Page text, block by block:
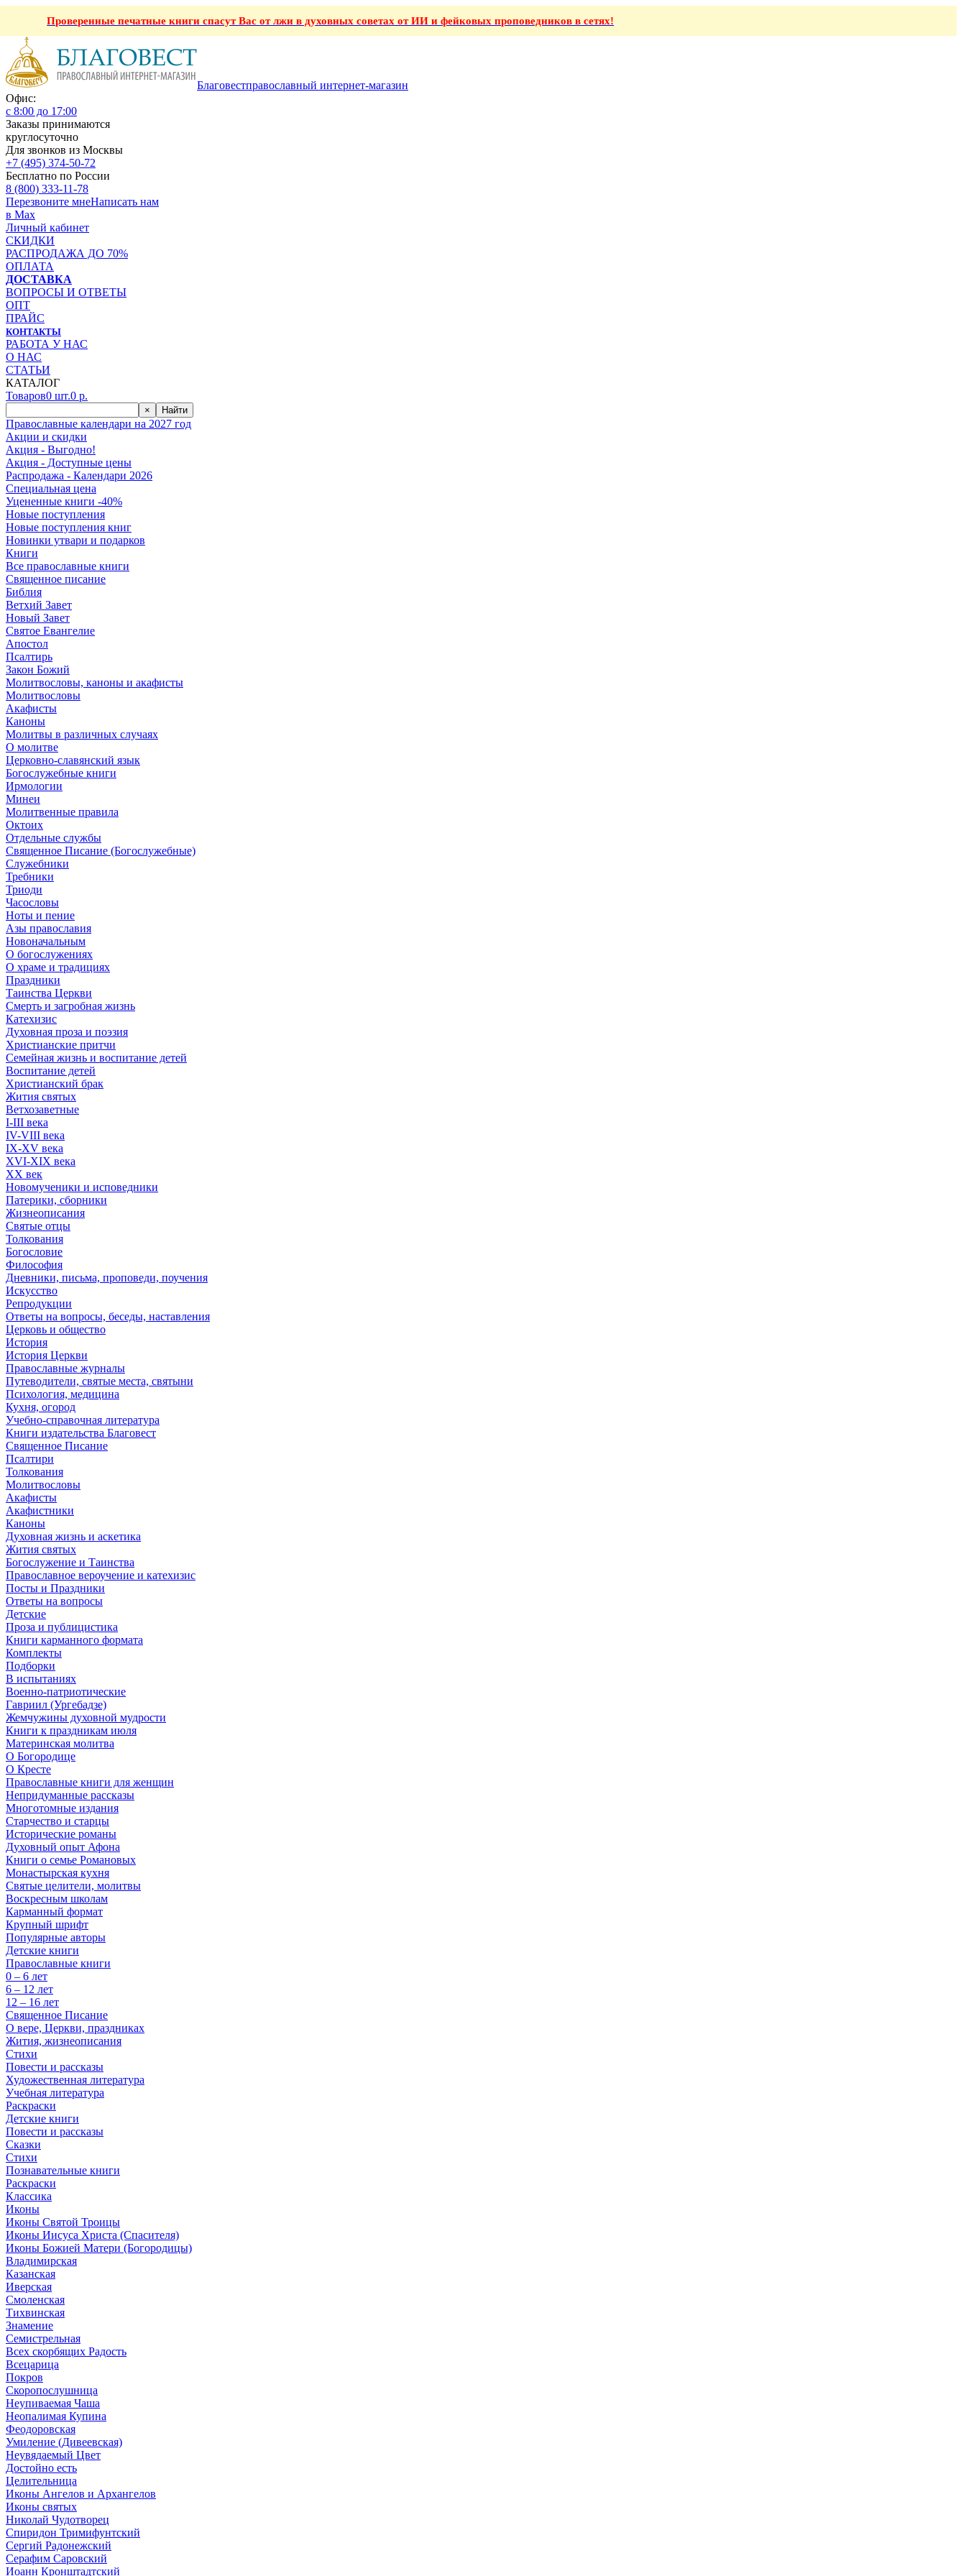
Проверенные печатные книги спасут Вас от лжи в духовных советах от ИИ и фейковых проповедников в сетях!
Благовестправославный интернет-магазин
Офис:
с 8:00 до 17:00
Заказы принимаются
круглосуточно
Для звонков из Москвы
+7 (495) 374-50-72
Бесплатно по России
8 (800) 333-11-78
Перезвоните мнеНаписать нам
в Max
Личный кабинет
СКИДКИ
РАСПРОДАЖА ДО 70%
ОПЛАТА
ДОСТАВКА
ВОПРОСЫ И ОТВЕТЫ
ОПТ
ПРАЙС
КОНТАКТЫ
РАБОТА У НАС
О НАС
СТАТЬИ
КАТАЛОГ
Товаров0 шт.0 р.
× Найти
Православные календари на 2027 год
Акции и скидки
Акция - Выгодно!
Акция - Доступные цены
Распродажа - Календари 2026
Специальная цена
Уцененные книги -40%
Новые поступления
Новые поступления книг
Новинки утвари и подарков
Книги
Все православные книги
Священное писание
Библия
Ветхий Завет
Новый Завет
Святое Евангелие
Апостол
Псалтирь
Закон Божий
Молитвословы, каноны и акафисты
Молитвословы
Акафисты
Каноны
Молитвы в различных случаях
О молитве
Церковно-славянский язык
Богослужебные книги
Ирмологии
Минеи
Молитвенные правила
Октоих
Отдельные службы
Священное Писание (Богослужебные)
Служебники
Требники
Триоди
Часословы
Ноты и пение
Азы православия
Новоначальным
О богослужениях
О храме и традициях
Праздники
Таинства Церкви
Смерть и загробная жизнь
Катехизис
Духовная проза и поэзия
Христианские притчи
Семейная жизнь и воспитание детей
Воспитание детей
Христианский брак
Жития святых
Ветхозаветные
I-III века
IV-VIII века
IX-XV века
XVI-XIX века
XX век
Новомученики и исповедники
Патерики, сборники
Жизнеописания
Святые отцы
Толкования
Богословие
Философия
Дневники, письма, проповеди, поучения
Искусство
Репродукции
Ответы на вопросы, беседы, наставления
Церковь и общество
История
История Церкви
Православные журналы
Путеводители, святые места, святыни
Психология, медицина
Кухня, огород
Учебно-справочная литература
Книги издательства Благовест
Священное Писание
Псалтири
Толкования
Молитвословы
Акафисты
Акафистники
Каноны
Духовная жизнь и аскетика
Жития святых
Богослужение и Таинства
Православное вероучение и катехизис
Посты и Праздники
Ответы на вопросы
Детские
Проза и публицистика
Книги карманного формата
Комплекты
Подборки
В испытаниях
Военно-патриотические
Гавриил (Ургебадзе)
Жемчужины духовной мудрости
Книги к праздникам июля
Материнская молитва
О Богородице
О Кресте
Православные книги для женщин
Непридуманные рассказы
Многотомные издания
Старчество и старцы
Исторические романы
Духовный опыт Афона
Книги о семье Романовых
Монастырская кухня
Святые целители, молитвы
Воскресным школам
Карманный формат
Крупный шрифт
Популярные авторы
Детские книги
Православные книги
0 – 6 лет
6 – 12 лет
12 – 16 лет
Священное Писание
О вере, Церкви, праздниках
Жития, жизнеописания
Стихи
Повести и рассказы
Художественная литература
Учебная литература
Раскраски
Детские книги
Повести и рассказы
Сказки
Стихи
Познавательные книги
Раскраски
Классика
Иконы
Иконы Святой Троицы
Иконы Иисуса Христа (Спасителя)
Иконы Божией Матери (Богородицы)
Владимирская
Казанская
Иверская
Смоленская
Тихвинская
Знамение
Семистрельная
Всех скорбящих Радость
Всецарица
Покров
Скоропослушница
Неупиваемая Чаша
Неопалимая Купина
Феодоровская
Умиление (Дивеевская)
Неувядаемый Цвет
Достойно есть
Целительница
Иконы Ангелов и Архангелов
Иконы святых
Николай Чудотворец
Спиридон Тримифунтский
Сергий Радонежский
Серафим Саровский
Иоанн Кронштадтский